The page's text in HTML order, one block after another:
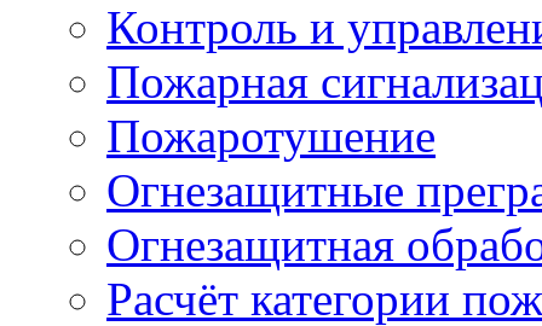
Контроль и
Пожарная
Пожаротушение
Огнезащитные
Огнезащитная
Расчёт категории